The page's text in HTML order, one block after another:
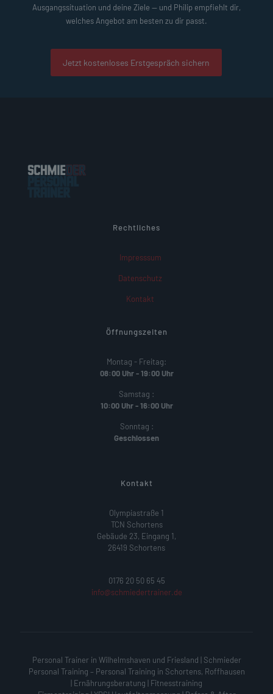
Ausgangssituation und deine Ziele — und Philip empfiehlt dir,
welches Angebot am besten zu dir passt.
Jetzt kostenloses Erstgespräch sichern
Rechtliches
Impresssum
Datenschutz
Kontakt
Öffnungszeiten
Montag - Freitag:
08:00 Uhr - 19:00 Uhr
Samstag :
10:00 Uhr - 16:00 Uhr
Sonntag :
Geschlossen
Kontakt
Olympiastraße 1
TCN Schortens
Gebäude 23, Eingang 1,
26419 Schortens
0176 20 50 65 45
info@schmiedertrainer.de
Personal Trainer in Wilhelmshaven und Friesland | Schmieder
Personal Training – Personal Training in Schortens, Roffhausen
| Ernährungsberatung | Fitnesstraining